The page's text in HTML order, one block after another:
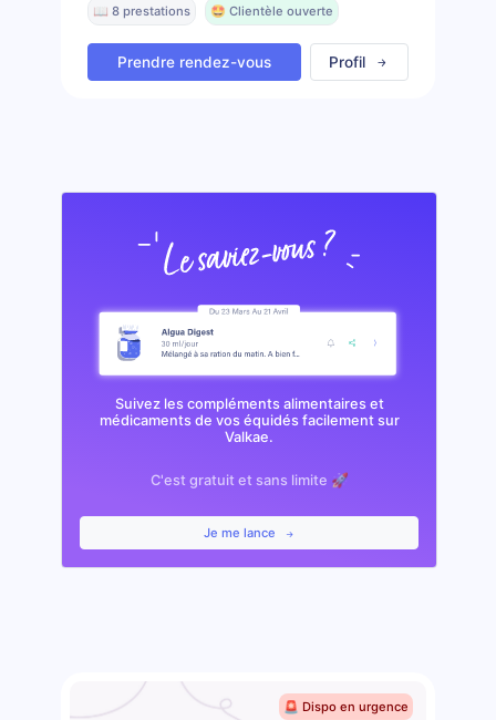
📖 8 prestations 🤩 Clientèle ouverte
Prendre rendez-vous Profil
Suivez les compléments alimentaires et
médicaments de vos équidés facilement sur
Valkae.
C'est gratuit et sans limite 🚀
Je me lance
🚨 Dispo en urgence